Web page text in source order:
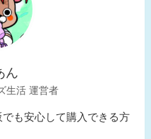
ん
生活 運営者
も安心して購入できる方